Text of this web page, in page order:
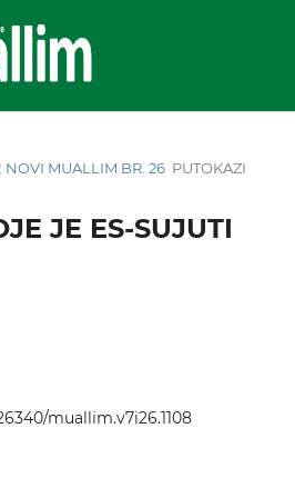
NOVI MUALLIM BR. 26 PUTOKAZI
JE ES-SUJUTI
muallim.v7i26.1108